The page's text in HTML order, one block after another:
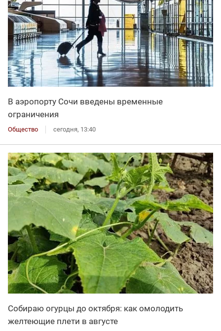
В аэропорту Сочи введены временные
ограничения
Общество сегодня, 13:40
Собираю огурцы до октября: как омолодить
желтеющие плети в августе